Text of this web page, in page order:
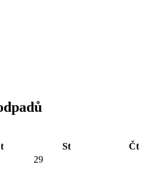
St
Čt
29